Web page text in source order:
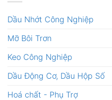
Dầu Nhớt Công Nghiệp
Mỡ Bôi Trơn
Keo Công Nghiệp
Dầu Động Cơ, Dầu Hộp Số
Hoá chất - Phụ Trợ